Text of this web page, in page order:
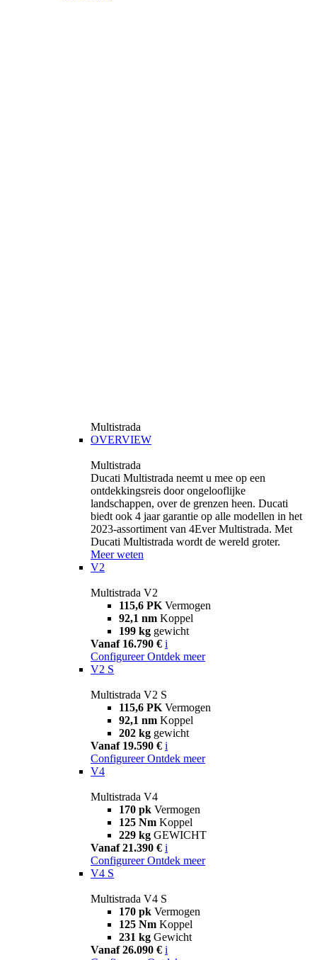
Multistrada
OVERVIEW
Multistrada
Ducati Multistrada neemt u mee op een
ontdekkingsreis door ongelooflijke
landschappen, over de grenzen heen. Ducati
biedt ook 4 jaar garantie op alle modellen in het
2023-assortiment van 4Ever Multistrada. Met
Ducati Multistrada wordt de wereld groter.
Meer weten
V2
Multistrada V2
115,6 PK Vermogen
92,1 nm Koppel
199 kg gewicht
Vanaf 16.790 € i
Configureer Ontdek meer
V2 S
Multistrada V2 S
115,6 PK Vermogen
92,1 nm Koppel
202 kg gewicht
Vanaf 19.590 € i
Configureer Ontdek meer
V4
Multistrada V4
170 pk Vermogen
125 Nm Koppel
229 kg GEWICHT
Vanaf 21.390 € i
Configureer Ontdek meer
V4 S
Multistrada V4 S
170 pk Vermogen
125 Nm Koppel
231 kg Gewicht
Vanaf 26.090 € i